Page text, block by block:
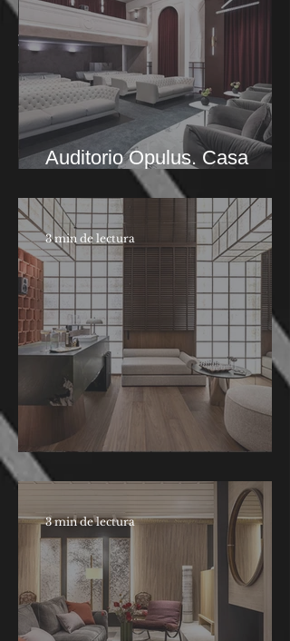
Auditorio Opulus. Casa
Decor 2026
3 min de lectura
3 min de lectura